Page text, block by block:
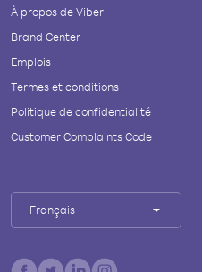
À propos de Viber
Brand Center
Emplois
Termes et conditions
Politique de confidentialité
Customer Complaints Code
Français